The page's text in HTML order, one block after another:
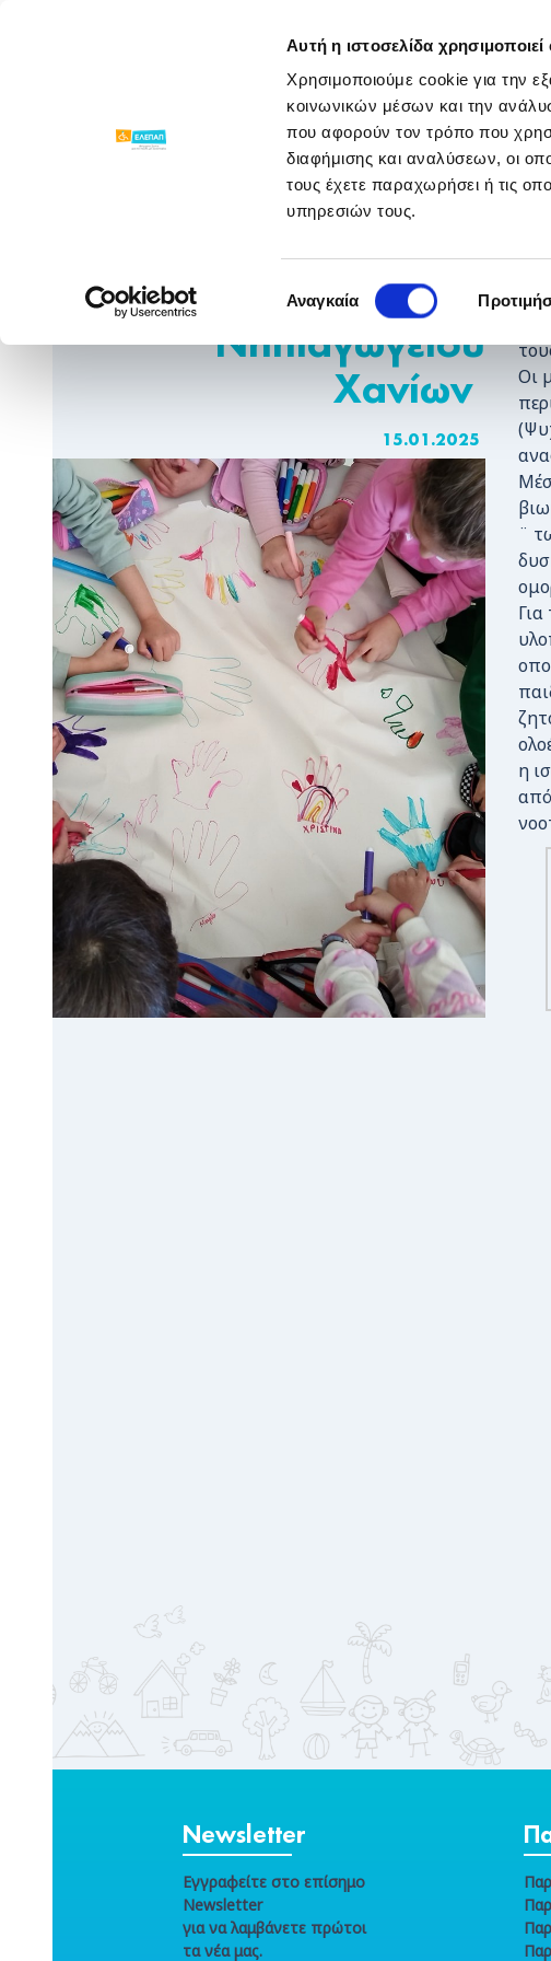
Αυτή η ιστοσελίδα
Χρησιμοποιούμε cookie για την
κοινωνικών μέσων και την
που αφορούν τον τρόπο που
διαφήμισης και αναλύσεων, οι
τους έχετε παραχωρήσει ή τις
υπηρεσιών τους.
συγκατάθεσης
Αναγκαία
ΓΝΩΡΙΣΕ ΜΑΣ ΠΡΟΓΡΑΜΜΑΤΑ
Νέα Παραρτημάτων / Χανίων / Βιωματικό
Βιωματικό Παιχνίδι με
τα Παιδιά του12ου
Νηπιαγωγείου
Χανίων
15.01.2025
Οι
¨
η
Newsletter
Εγγραφείτε στο επίσημο
Newsletter
για να λαμβάνετε πρώτοι
τα νέα μας.